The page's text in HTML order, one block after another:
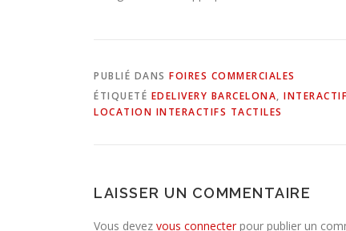
PUBLIÉ DANS FOIRES COMMERCIALES
ÉTIQUETÉ EDELIVERY BARCELONA,
LOCATION INTERACTIFS TACTILES
LAISSER UN COMMENTAIRE
Vous devez vous connecter pour publier un